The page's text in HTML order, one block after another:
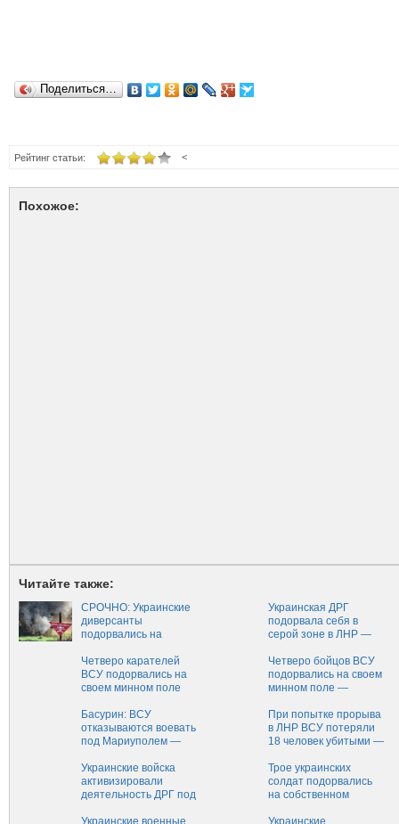
Поделиться…
<
Рейтинг статьи:
Похожое:
Читайте также:
СРОЧНО: Украинские
диверсанты
подорвались на
пытаясь проникнуть
на территорию ДНР
Украинская ДРГ
подорвала себя в
серой зоне в ЛНР —
Четверо карателей
ВСУ подорвались на
своем минном поле
Четверо бойцов ВСУ
подорвались на своем
минном поле —
Басурин: ВСУ
отказываются воевать
под Мариуполем —
При попытке прорыва
в ЛНР ВСУ потеряли
18 человек убитыми —
Украинские войска
активизировали
деятельность ДРГ под
Золотым —
Трое украинских
солдат подорвались
на собственном
Новороссия
Украинские военные Украинские